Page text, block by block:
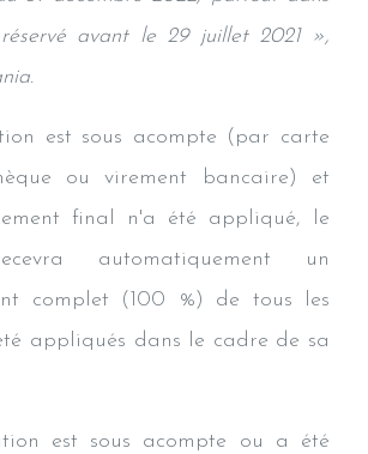
avant le 29 juillet 2021 »,
est sous acompte (par carte
ou virement bancaire) et
final n'a été appliqué, le
automatiquement un
complet (100 %) de tous les
appliqués dans le cadre de sa
est sous acompte ou a été